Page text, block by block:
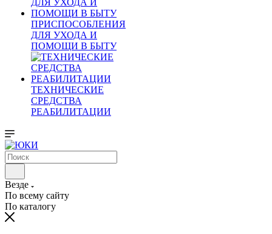
ПРИСПОСОБЛЕНИЯ
ДЛЯ УХОДА И
ПОМОЩИ В БЫТУ
ТЕХНИЧЕСКИЕ
СРЕДСТВА
РЕАБИЛИТАЦИИ
Везде
По всему сайту
По каталогу